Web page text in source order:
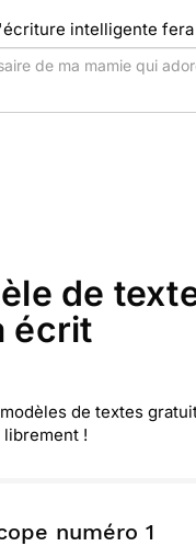
intelligente
de
écrit
de textes
!
numéro 1